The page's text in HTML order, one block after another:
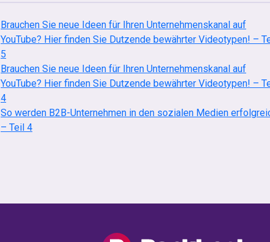
Brauchen Sie neue Ideen für Ihren Unternehmenskanal auf
YouTube? Hier finden Sie Dutzende bewährter Videotypen! –
5
Brauchen Sie neue Ideen für Ihren Unternehmenskanal auf
YouTube? Hier finden Sie Dutzende bewährter Videotypen! –
4
So werden B2B-Unternehmen in den sozialen Medien
– Teil 4